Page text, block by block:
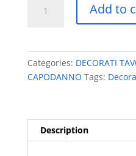
DECORATO
quantity
Add to
Categories: DECORATI
CAPODANNO Tags:
Description